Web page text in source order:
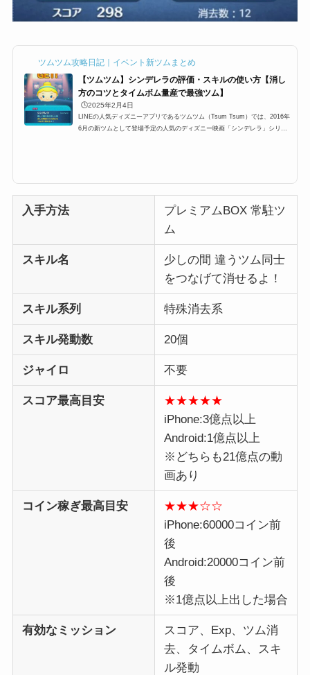
ツムツム攻略日記｜イベント新ツムまとめ
【ツムツム】シンデレラの評価・スキルの使い方【消し
方のコツとタイムボム量産で最強ツム】
🕒️2025年2月4日
LINEの人気ディズニーアプリであるツムツム（Tsum Tsum）では、2016年
6月の新ツムとして登場予定の人気のディズニー映画「シンデレラ」シリー
入手方法
プレミアムBOX 常駐ツ
ム
スキル名
少しの間 違うツム同士
をつなげて消せるよ！
スキル系列 特殊消去系
スキル発動数 20個
ジャイロ 不要
スコア最高目安
★★★★★
iPhone:3億点以上
Android:1億点以上
※どちらも21億点の動
画あり
コイン稼ぎ最高目安
★★★☆☆
iPhone:60000コイン前
後
Android:20000コイン前
後
※1億点以上出した場合
有効なミッション
スコア、Exp、ツム消
去、タイムボム、スキ
ル発動